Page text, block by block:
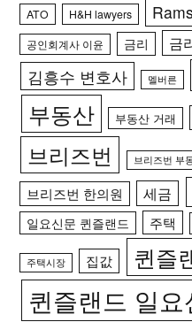
ATO H&H lawyers
공인회계사 이윤 금리 금
김흥수 변호사 멜버른
부동산 부동산 거래
브리즈번 브리즈번 부
브리즈번 한의원 세금
일요신문 퀸즐랜드 주택
주택시장 집값 퀸즐
퀸즐랜드 일요